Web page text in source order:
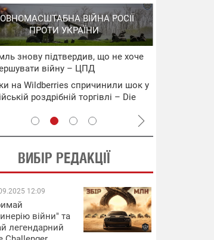
ВІЙНА РОСІЇ
ПРОТИ УКРАЇНИ
знову підтвердив, що не хоче
війну – ЦПД
на Wildberries спричинили шок у
роздрібній торгівлі – Die
ВИБІР РЕДАКЦІЇ
12:09
війни" та
легендарний